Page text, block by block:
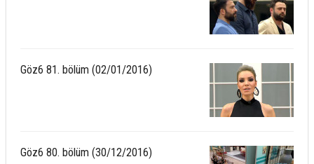
Göz6 81. bölüm (02/01/2016)
Göz6 80. bölüm (30/12/2016)